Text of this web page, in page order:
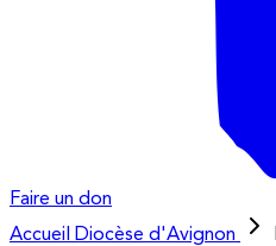
Faire un don
Accueil
Diocèse d'Avignon